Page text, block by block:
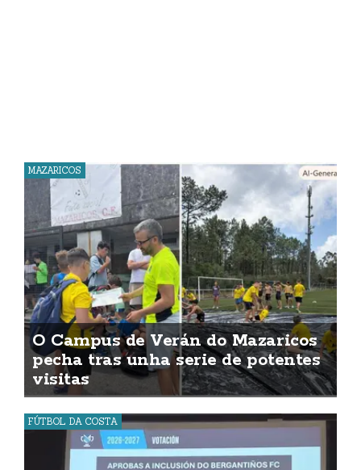
MAZARICOS
O Campus de Verán do Mazaricos
pecha tras unha serie de potentes
visitas
FÚTBOL DA COSTA